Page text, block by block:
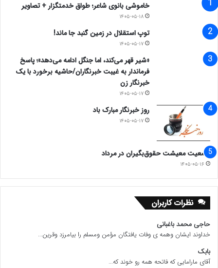
خاموشی بانوی شاعر؛ طواق خدمتگزار + تصاویر
۱۴۰۵-۰۵-۱۸
توپ استقلال در زمین گنبد جا ماند!
۱۴۰۵-۰۵-۱۷
«شیر قهر می‌کند، اما جنگل ادامه می‌دهد»؛ پاسخ
فرماندار به غیبت خبرنگاران/حاشیه برخورد با یک
خبرنگار زن
۱۴۰۵-۰۵-۱۷
روز خبرنگار مبارک باد
۱۴۰۵-۰۵-۱۷
وضعیت معیشت حقوق‌بگیران در مرداد
۱۴۰۵-۰۵-۱۶
نظرات کاربران
حاجی محمد باغبانی
خداوند ایشان وهمه ی وفات یافتگان مؤمن ومسلم را بیامرزد وقرین...
بابک
آقای مارامایی که فاتحه همه رو خوند که...